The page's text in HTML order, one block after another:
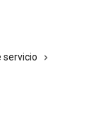
servicio